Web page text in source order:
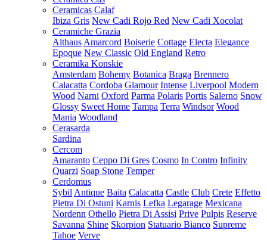
Ceramicas Calaf
Ibiza Gris New Cadi Rojo Red New Cadi Xocolat
Ceramiche Grazia
Althaus Amarcord Boiserie Cottage Electa Elegance
Epoque New Classic Old England Retro
Ceramika Konskie
Amsterdam Bohemy Botanica Braga Brennero
Calacatta Cordoba Glamour Intense Liverpool Modern
Wood Narni Oxford Parma Polaris Portis Salerno Snow
Glossy Sweet Home Tampa Terra Windsor Wood
Mania Woodland
Cerasarda
Sardina
Cercom
Amaranto Ceppo Di Gres Cosmo In Contro Infinity
Quarzi Soap Stone Temper
Cerdomus
Sybil Antique Baita Calacatta Castle Club Crete Effetto
Pietra Di Ostuni Karnis Lefka Legarage Mexicana
Nordenn Othello Pietra Di Assisi Prive Pulpis Reserve
Savanna Shine Skorpion Statuario Bianco Supreme
Tahoe Verve